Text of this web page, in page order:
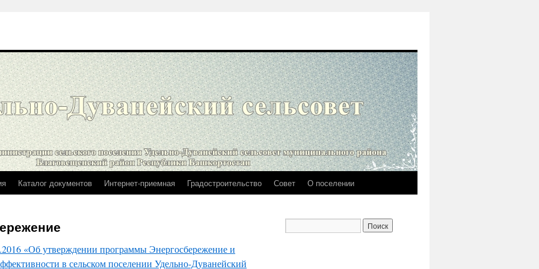
Каталог документов Интернет-приемная Градостроительство Совет О поселении
«Об утверждении программы Энергосбережение и
в сельском поселении Удельно-Дуванейский